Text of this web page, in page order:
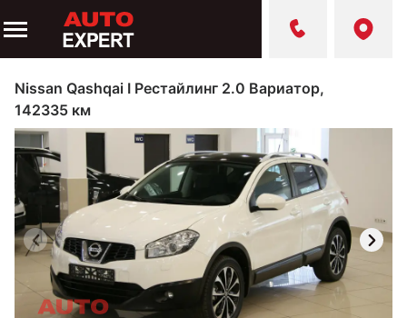
Nissan Qashqai I Рестайлинг 2.0 Вариатор,
142335 км